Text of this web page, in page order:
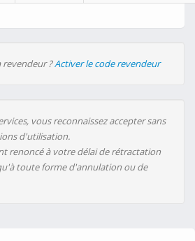
revendeur ?Activer le code revendeur
vous reconnaissez accepter sans
d'utilisation.
renoncé à votre délai de rétractation
toute forme d'annulation ou de